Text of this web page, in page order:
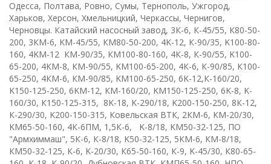
Одесса, Полтава, Ровно, Сумы, Тернополь, Ужгород,
Харьков, Херсон, Хмельницкий, Черкассы, Чернигов,
Черновцы. Катайский насосный завод, 3К-6, К-45/55, К80-50-
200, 3КМ-6, KM-45/55, КМ80-50-200, 4K-12, К-90/35, K100-80-
160, 4KM-12 КМ-90/35, КМ100-80-160, 4К-8, К-90/55, K100-
65-200, 4КМ-8, КМ-90/55, KM100-65-200, 4К-6, К-90/85, К100-
65-250, 4КМ-6, КМ-90/85, KM100-65-250, 6K-12,К-160/20,
K150-125-250, 6KM-12, КМ-160/20, KM150-125-250, 6K-8, K-
160/30, К150-125-315, 8K-18, K-290/18, K200-150-250, 8К-12,
К-290/30, K200-150-315, Ковельская ВТК, 2КМ-6, КМ-20/30,
KM65-50-160, 4К-6ПМ, 1,5К-6, K-8/18, KM50-32-125, ПО
"Армхиммаш", 5К-6, К-8/18, K50-32-125, 5КМ-6, КМ-8/18,
КМ50-32-125, К-6, K-20/30, К65-50-160, К-9, K-45/30, К80-65-